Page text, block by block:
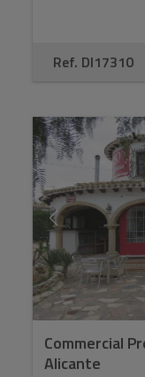
Ref. DI17310
Commercial
Alicante